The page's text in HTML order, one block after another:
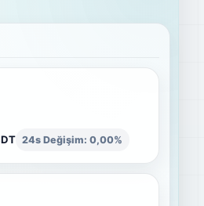
24s Değişim: 0,00%